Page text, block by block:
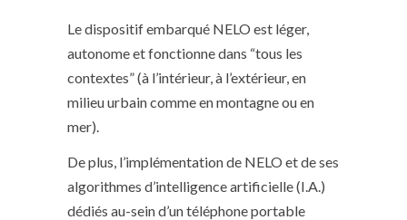
Le dispositif embarqué NELO est léger,
autonome et fonctionne dans “tous les
contextes” (à l’intérieur, à l’extérieur, en
milieu urbain comme en montagne ou en
mer).
De plus, l’implémentation de NELO et de ses
algorithmes d’intelligence artificielle (I.A.)
dédiés au-sein d’un téléphone portable